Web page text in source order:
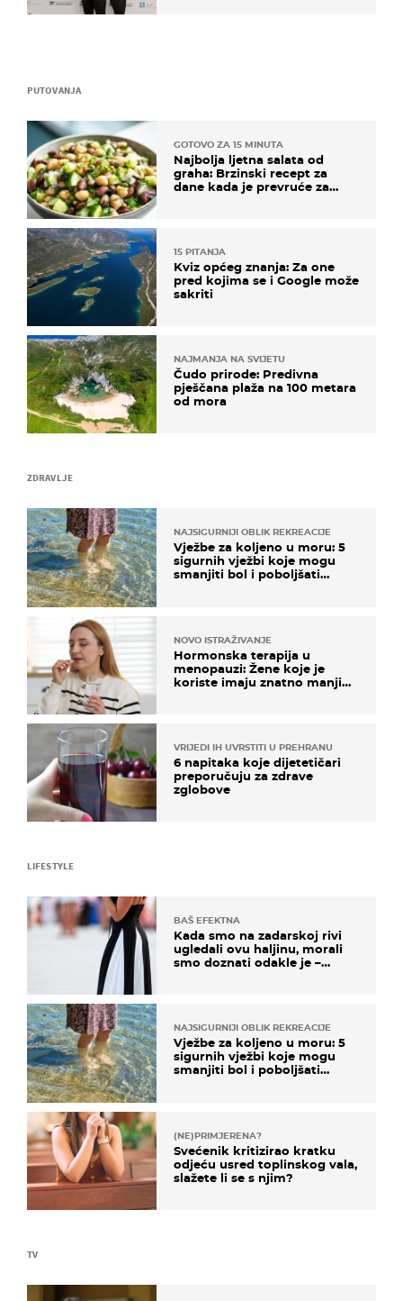
ZDRAVLJE
NAJSIGURNIJI OBLIK REKREACIJE
Vježbe za koljeno u moru: 5
sigurnih vježbi koje mogu
smanjiti bol i poboljšati
NOVO ISTRAŽIVANJE
Hormonska terapija u
menopauzi: Žene koje je
koriste imaju znatno manji
VRIJEDI IH UVRSTITI U PREHRANU
6 napitaka koje dijetetičari
preporučuju za zdrave
zglobove
TV
PUTOVANJA
GOTOVO ZA 15 MINUTA
Najbolja ljetna salata od
graha: Brzinski recept za
dane kada je prevruće za
15 PITANJA
Kviz općeg znanja: Za one
pred kojima se i Google može
sakriti
NAJMANJA NA SVIJETU
Čudo prirode: Predivna
pješčana plaža na 100 metara
od mora
LIFESTYLE
BAŠ EFEKTNA
Kada smo na zadarskoj rivi
ugledali ovu haljinu, morali
smo doznati odakle je –
NAJSIGURNIJI OBLIK REKREACIJE
Vježbe za koljeno u moru: 5
sigurnih vježbi koje mogu
smanjiti bol i poboljšati
(NE)PRIMJERENA?
Svećenik kritizirao kratku
odjeću usred toplinskog vala,
slažete li se s njim?